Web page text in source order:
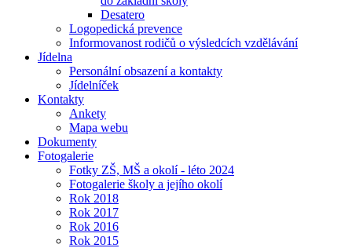
Desatero
Logopedická prevence
Informovanost rodičů o výsledcích vzdělávání
Jídelna
Personální obsazení a kontakty
Jídelníček
Kontakty
Ankety
Mapa webu
Dokumenty
Fotogalerie
Fotky ZŠ, MŠ a okolí - léto 2024
Fotogalerie školy a jejího okolí
Rok 2018
Rok 2017
Rok 2016
Rok 2015